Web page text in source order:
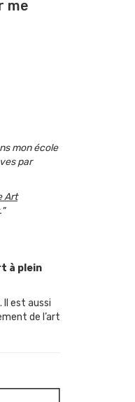
me
mon école
par
Art
à plein
Il est aussi
de l’art